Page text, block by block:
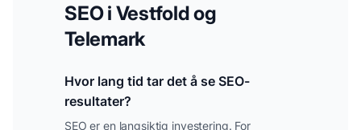
SEO i Vestfold og
Telemark
Hvor lang tid tar det å se SEO-
resultater?
SEO er en langsiktig investering. For